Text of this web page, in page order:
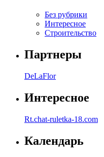
Без рубрики
Интересное
Строительство
Партнеры
DeLaFlor
Интересное
Rt.chat-ruletka-18.com
Календарь